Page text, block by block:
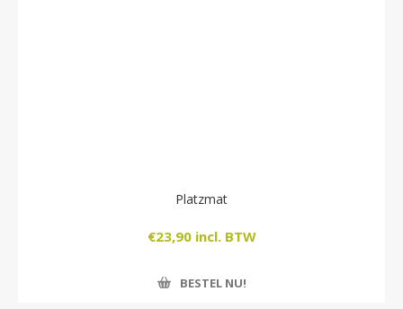
Platzmat
€23,90 incl. BTW
BESTEL NU!